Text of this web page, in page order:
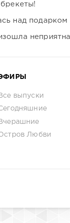
над
выпуски
Любви